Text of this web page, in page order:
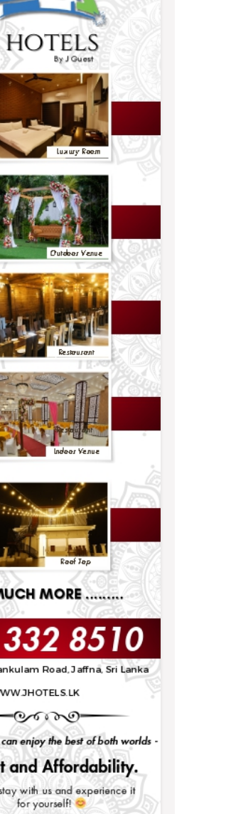
Trending
நிர்ணயிக்கப்பட்ட திகதிகளில் பரீட்சைகள்
நடைபெறும் - ஆணையாளர் நாயகம்